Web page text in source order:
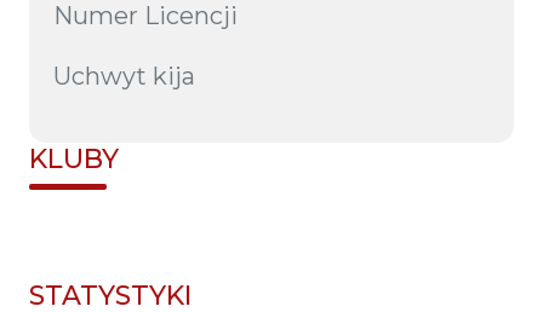
Numer Licencji
Uchwyt kija
KLUBY
STATYSTYKI